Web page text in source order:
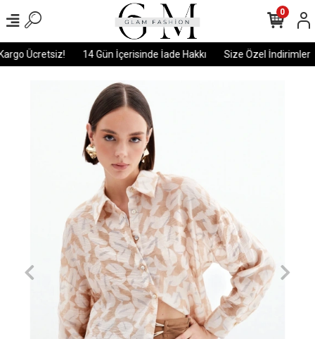
Ücretsiz! 14 Gün İçerisinde İade Hakkı Size Özel İndirimler
0